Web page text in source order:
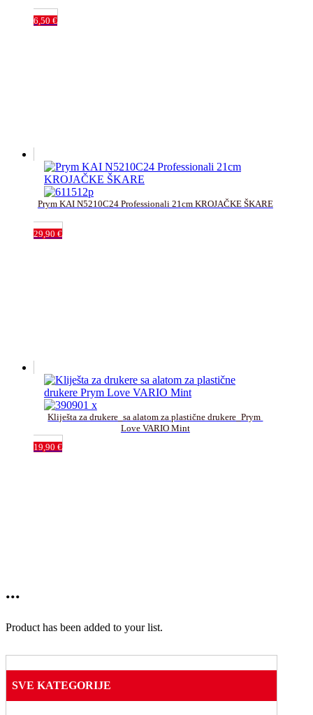
6,50 €
Prym KAI N5210C24 Professionali 21cm KROJAČKE ŠKARE
29,90 €
Kliješta za drukere_sa alatom za plastične drukere_Prym
Love VARIO Mint
19,90 €
...
Product has been added to your list.
SVE KATEGORIJE